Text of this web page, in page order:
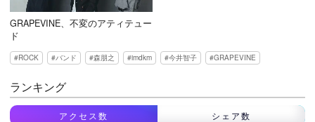
GRAPEVINE、不変のアティテュー
ド
ROCK バンド 森朋之 imdkm 今井智子 GRAPEVINE
ランキング
アクセス数 シェア数